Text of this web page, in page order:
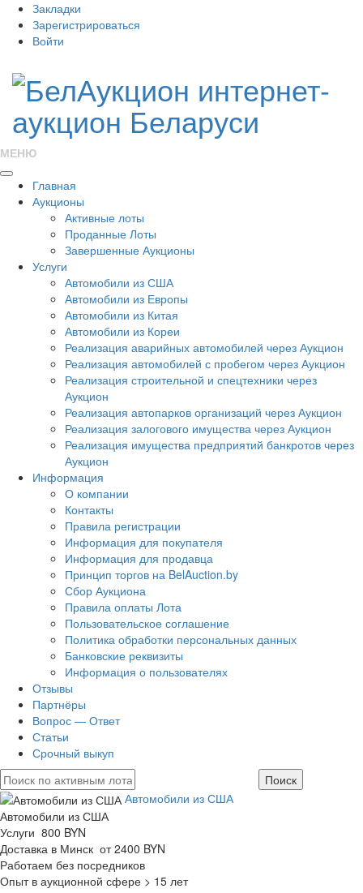
Закладки
Зарегистрироваться
Войти
МЕНЮ
Главная
Аукционы
Активные лоты
Проданные Лоты
Завершенные Аукционы
Услуги
Автомобили из США
Автомобили из Европы
Автомобили из Китая
Автомобили из Кореи
Реализация аварийных автомобилей через Аукцион
Реализация автомобилей с пробегом через Аукцион
Реализация строительной и спецтехники через
Аукцион
Реализация автопарков организаций через Аукцион
Реализация залогового имущества через Аукцион
Реализация имущества предприятий банкротов через
Аукцион
Информация
О компании
Контакты
Правила регистрации
Информация для покупателя
Информация для продавца
Принцип торгов на BelAuction.by
Сбор Аукциона
Правила оплаты Лота
Пользовательское соглашение
Политика обработки персональных данных
Банковские реквизиты
Информация о пользователях
Отзывы
Партнёры
Вопрос — Ответ
Статьи
Срочный выкуп
Автомобили из США
Автомобили из США
Услуги 800 BYN
Доставка в Минск от 2400 BYN
Работаем без посредников
Опыт в аукционной сфере > 15 лет